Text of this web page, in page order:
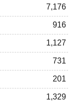
7,176
916
1,127
731
201
1,329